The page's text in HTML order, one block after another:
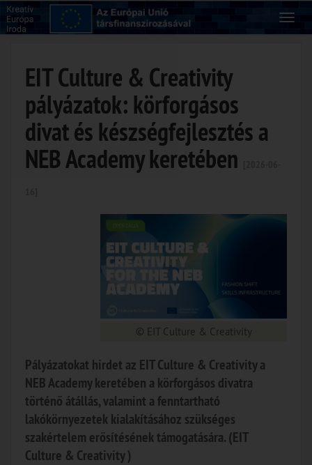
EIT Culture & Creativity
pályázatok: körforgásos
divat és készségfejlesztés a
NEB Academy keretében
© EIT Culture & Creativity
Pályázatokat hirdet az EIT Culture & Creativity a
NEB Academy keretében a körforgásos divatra
történő átállás, valamint a fenntartható
lakókörnyezetek kialakításához szükséges
szakértelem erősítésének támogatására. (EIT
Culture & Creativity )